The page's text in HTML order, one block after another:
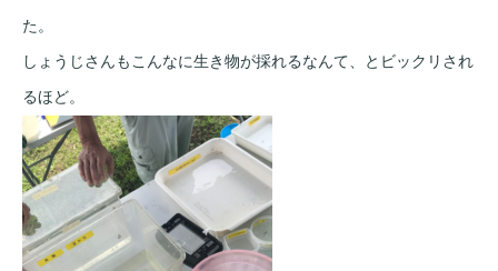
た。
しょうじさんもこんなに生き物が採れるなんて、とビックリされ
るほど。